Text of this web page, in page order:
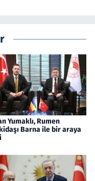
Yumaklı, Rumen
Barna ile bir araya